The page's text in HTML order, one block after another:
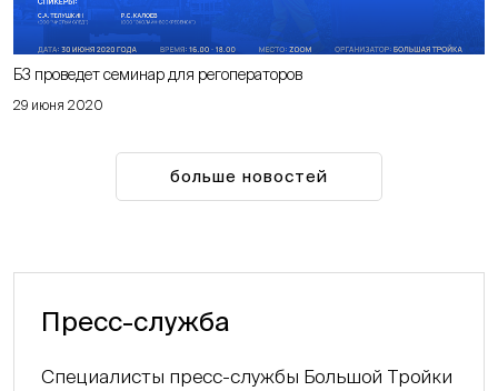
29 июня 2020
Б3 проведет семинар для регоператоров
больше новостей
Пресс-служба
Специалисты пресс-службы Большой Тройки